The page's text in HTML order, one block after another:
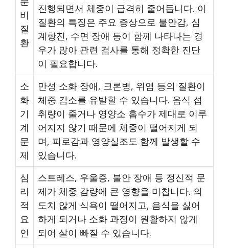
비
질
환
진행되면서 체중이 급격히 줄어듭니다. 이
질환의 특징은 주요 증상으로 불안감, 심
계항진, 수면 장애 등이 함께 나타나는 경
우가 많아 관련 검사를 통해 정확한 진단
이 필요합니다.
소
화
기
계
문
제
만성 소화 장애, 크론병, 위염 등의 질환이
체중 감소를 유발할 수 있습니다. 음식 섭
취량이 줄거나 영양소 흡수가 제대로 이루
어지지 않기 때문에 체중이 떨어지게 되
며, 피로감과 영양실조도 함께 발생할 수
있습니다.
심
리
적
요
인
스트레스, 우울증, 불안 장애 등 정신적 문
제가 체중 감량에 큰 영향을 미칩니다. 의
도치 않게 식욕이 떨어지고, 음식을 싫어
하게 되거나 소화 과정이 원활하지 않게
되어 살이 빠질 수 있습니다.